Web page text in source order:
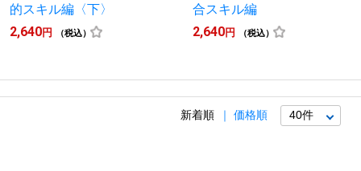
的スキル編〈下〉
2,640円 （税込）
合スキル編
2,640円 （税込）
新着順 価格順